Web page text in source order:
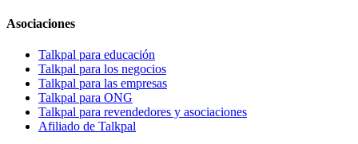
Asociaciones
Talkpal para educación
Talkpal para los negocios
Talkpal para las empresas
Talkpal para ONG
Talkpal para revendedores y asociaciones
Afiliado de Talkpal